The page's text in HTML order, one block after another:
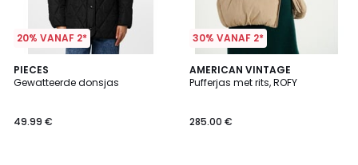
20% VANAF 2*
PIECES
Gewatteerde donsjas
49.99 €
4
/
30% VANAF 2*
AMERICAN VINTAGE
Pufferjas met rits, ROFY
285.00 €